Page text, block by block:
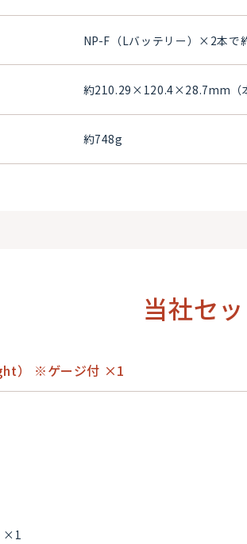
NP-F（Lバッテリー）×2本で
約210.29×120.4×28.7mm（
約748g
当社セ
） ※ゲージ付 ×1
×1